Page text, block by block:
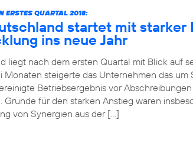
ERSTES QUARTAL 2018:
startet mit starker
ins neue Jahr
liegt nach dem ersten Quartal mit Blick auf
Monaten steigerte das Unternehmen das um
Betriebsergebnis vor
Gründe für den starken Anstieg waren
von Synergien aus der […]